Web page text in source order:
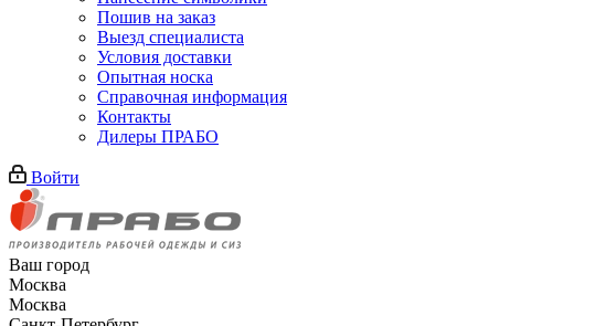
Пошив на заказ
Выезд специалиста
Условия доставки
Опытная носка
Справочная информация
Контакты
Дилеры ПРАБО
Войти
Ваш город
Москва
Москва